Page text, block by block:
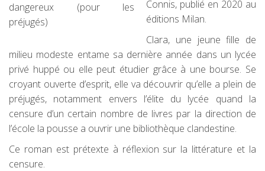
Connis, publié en 2020 au
éditions Milan.
Clara, une jeune fille de
milieu modeste entame sa dernière année dans un lycée
privé huppé ou elle peut étudier grâce à une bourse. Se
croyant ouverte d’esprit, elle va découvrir qu’elle a plein de
préjugés, notamment envers l’élite du lycée quand la
censure d’un certain nombre de livres par la direction de
l’école la pousse a ouvrir une bibliothèque clandestine.
Ce roman est prétexte à réflexion sur la littérature et la
censure.